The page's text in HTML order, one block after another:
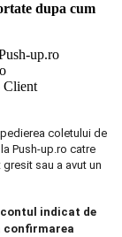
dupa cum
up.ro
Client
coletului de
Push-up.ro catre
sau a avut un
indicat de
confirmarea